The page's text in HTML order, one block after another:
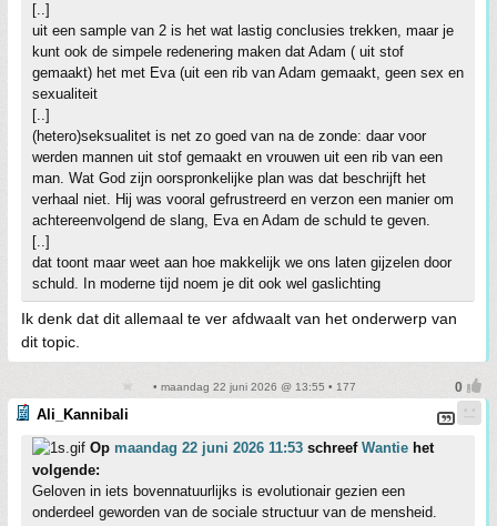
[..]
uit een sample van 2 is het wat lastig conclusies trekken, maar je
kunt ook de simpele redenering maken dat Adam ( uit stof
gemaakt) het met Eva (uit een rib van Adam gemaakt, geen sex en
sexualiteit
[..]
(hetero)seksualitet is net zo goed van na de zonde: daar voor
werden mannen uit stof gemaakt en vrouwen uit een rib van een
man. Wat God zijn oorspronkelijke plan was dat beschrijft het
verhaal niet. Hij was vooral gefrustreerd en verzon een manier om
achtereenvolgend de slang, Eva en Adam de schuld te geven.
[..]
dat toont maar weet aan hoe makkelijk we ons laten gijzelen door
schuld. In moderne tijd noem je dit ook wel gaslichting
Ik denk dat dit allemaal te ver afdwaalt van het onderwerp van
dit topic.
• maandag 22 juni 2026 @ 13:55 • 177
Ali_Kannibali
Op maandag 22 juni 2026 11:53 schreef Wantie het
volgende:
Geloven in iets bovennatuurlijks is evolutionair gezien een
onderdeel geworden van de sociale structuur van de mensheid.